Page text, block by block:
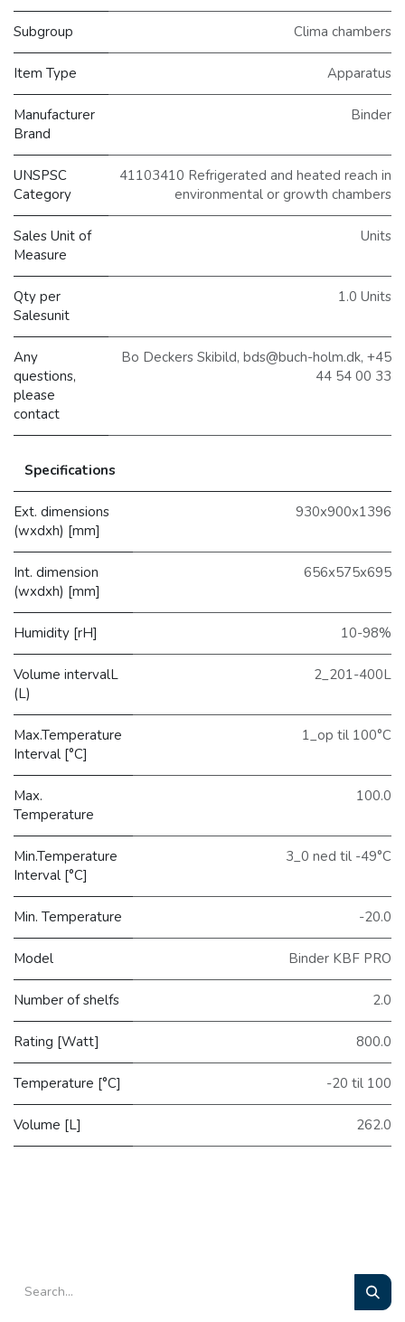
Subgroup Clima chambers
Item Type Apparatus
Manufacturer
Brand
Binder
UNSPSC
Category
41103410 Refrigerated and heated reach in
environmental or growth chambers
Sales Unit of
Measure
Units
Qty per
Salesunit
1.0 Units
Any
questions,
please
contact
Bo Deckers Skibild, bds@buch-holm.dk, +45
44 54 00 33
Specifications
Ext. dimensions
(wxdxh) [mm]
930x900x1396
Int. dimension
(wxdxh) [mm]
656x575x695
Humidity [rH] 10-98%
Volume intervalL
(L)
2_201-400L
Max.Temperature
Interval [°C]
1_op til 100°C
Max.
Temperature
100.0
Min.Temperature
Interval [°C]
3_0 ned til -49°C
Min. Temperature -20.0
Model Binder KBF PRO
Number of shelfs 2.0
Rating [Watt] 800.0
Temperature [°C] -20 til 100
Volume [L] 262.0